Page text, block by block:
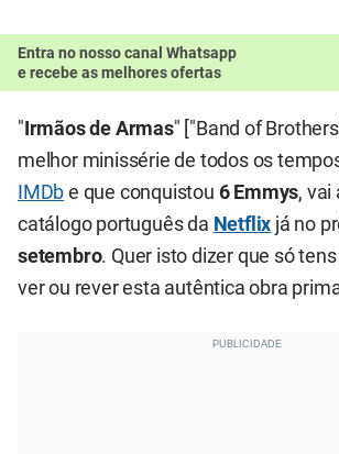
Entra no nosso canal Whatsapp
e recebe as melhores ofertas
" Irmãos de Armas" ["Band of
melhor minissérie de todos os
IMDb e que conquistou 6 Emmys, vai
catálogo português da Netflix já no
setembro. Quer isto dizer que só
ver ou rever esta autêntica obra